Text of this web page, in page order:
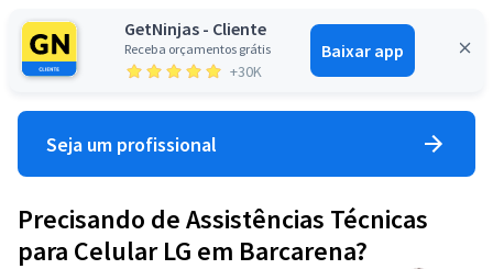
GetNinjas - Cliente
Receba orçamentos grátis
+30K
Baixar app
Entrar
Seja um profissional
Precisando de Assistências Técnicas
para Celular LG em Barcarena?